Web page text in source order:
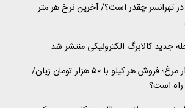
تهرانسر چقدر است؟/ آخرین نرخ هر متر
جدید کالابرگ الکترونیکی منتشر شد
هشدار درباره بازار مرغ؛ فروش هر کیلو با ۵۰ هزار تومان زیان/
است؟